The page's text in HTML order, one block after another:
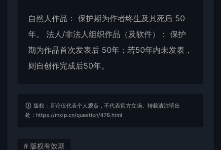
自然人作品： 保护期为作者终生及其死后 50
年。 法人/非法人组织作品（及软件）： 保护
期为作品首次发表后 50年；若50年内未发表，
则自创作完成后50年。
版权：言论仅代表个人观点，不代表官方立场。转载请注明出
处：https://mxip.cn/question/476.html
# 版权有效期